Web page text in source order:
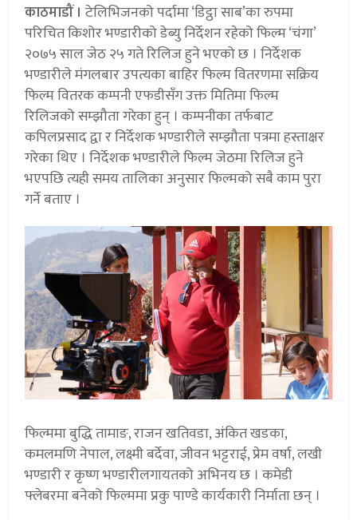
काठमाडौं । टेलिभिजनको पर्दामा ‘डिट्ठा साब’का रुपमा
परिचित किशोर भण्डारीको डेब्यु निर्देशन रहेको फिल्म ‘चंगा’
२०७५ साल जेठ २५ गते रिलिज हुने भएको छ । निर्देशक
भण्डारीले मंगलबार उपत्यका बाहिर फिल्म वितरणमा सक्रिय
फिल्म वितरक कम्पनी एफडीसँग उक्त मितिमा फिल्म
रिलिजको सम्झौता गरेका हुन् । कम्पनीका तर्फबाट
कपिलप्रसाद द्वा र निर्देशक भण्डारीले सम्झौता पत्रमा हस्ताक्षर
गरेका थिए । निर्देशक भण्डारीले फिल्म जेठमा रिलिज हुने
भएपछि त्यही समय तालिका अनुसार फिल्मको सबै काम पुरा
गर्ने बताए ।
फिल्ममा बुद्धि तामाङ, राजन खतिवडा, अंकित खडका,
कमलमणि नेपाल, लक्ष्मी बर्देवा, जीवन भट्टराई, प्रेम वर्षा, लखी
भण्डारी र कृष्ण भण्डारीलगायतको अभिनय छ । कमेडी
फ्लेबरमा बनेको फिल्ममा प्रकु पाण्डे कार्यकारी निर्माता छन् ।